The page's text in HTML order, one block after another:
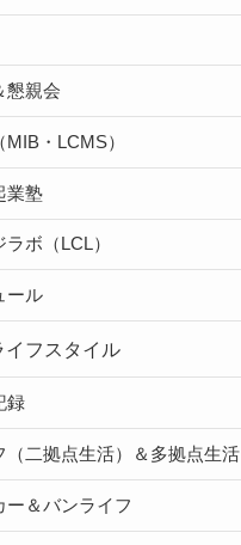
懇親会
・LCMS）
業塾
ボ（LCL）
ール
イフスタイル
録
（二拠点生活）＆多拠点生活
ー＆バンライフ